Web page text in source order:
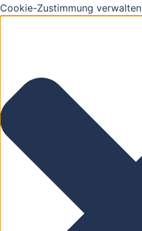
Cookie-Zustimmung verwalten